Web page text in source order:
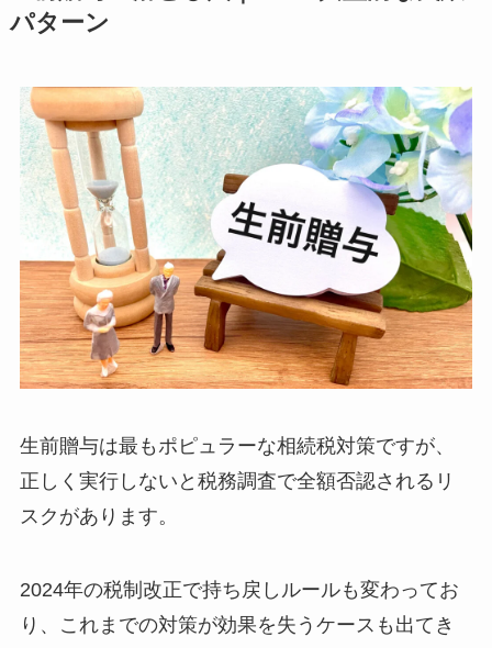
パターン
生前贈与は最もポピュラーな相続税対策ですが、
正しく実行しないと税務調査で全額否認されるリ
スクがあります。
2024年の税制改正で持ち戻しルールも変わってお
り、これまでの対策が効果を失うケースも出てき